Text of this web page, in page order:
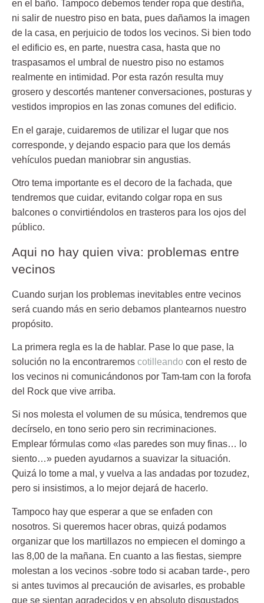
en el baño. Tampoco debemos tender ropa que destiña,
ni salir de nuestro piso en bata, pues dañamos la imagen
de la casa, en perjuicio de todos los vecinos. Si bien todo
el edificio es, en parte, nuestra casa, hasta que no
traspasamos el umbral de nuestro piso no estamos
realmente en intimidad. Por esta razón resulta muy
grosero y descortés mantener conversaciones, posturas y
vestidos impropios en las zonas comunes del edificio.
En el garaje, cuidaremos de utilizar el lugar que nos
corresponde, y dejando espacio para que los demás
vehículos puedan maniobrar sin angustias.
Otro tema importante es el decoro de la fachada, que
tendremos que cuidar, evitando colgar ropa en sus
balcones o convirtiéndolos en trasteros para los ojos del
público.
Aqui no hay quien viva: problemas entre
vecinos
Cuando surjan los problemas inevitables entre vecinos
será cuando más en serio debamos plantearnos nuestro
propósito.
La primera regla es la de hablar. Pase lo que pase, la
solución no la encontraremos cotilleando con el resto de
los vecinos ni comunicándonos por Tam-tam con la forofa
del Rock que vive arriba.
Si nos molesta el volumen de su música, tendremos que
decírselo, en tono serio pero sin recriminaciones.
Emplear fórmulas como «las paredes son muy finas… lo
siento…» pueden ayudarnos a suavizar la situación.
Quizá lo tome a mal, y vuelva a las andadas por tozudez,
pero si insistimos, a lo mejor dejará de hacerlo.
Tampoco hay que esperar a que se enfaden con
nosotros. Si queremos hacer obras, quizá podamos
organizar que los martillazos no empiecen el domingo a
las 8,00 de la mañana. En cuanto a las fiestas, siempre
molestan a los vecinos -sobre todo si acaban tarde-, pero
si antes tuvimos al precaución de avisarles, es probable
que se sientan agradecidos y en absoluto disgustados